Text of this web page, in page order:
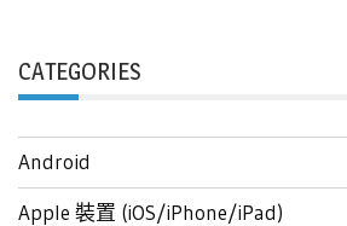
CATEGORIES
Android
Apple 裝置 (iOS/iPhone/iPad)